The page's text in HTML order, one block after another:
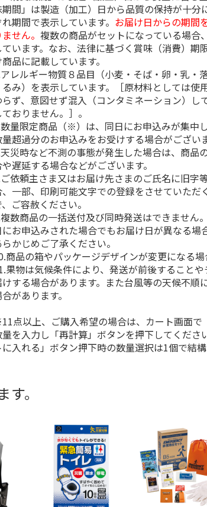
期間」は製造（加工）日から品質の保持が十分
期間で表示しています。 お届け日からの期間
ません。複数の商品がセットになっている場合
ています。なお、法律に基づく賞味（消費）期
商品に記載しています。
レルギー物質８品目（小麦・そば・卵・乳・
るみ）を表示しています。［原材料としては使
らず、意図せず混入（コンタミネーション）し
ておりません。］。
量限定商品（※）は、同日にお申込みが集中
超過分のお申込みをお受けする場合がございま
災時など不測の事態が発生した場合は、商品
や遅延する場合などがございます。
依頼主さま又はお届け先さまのご氏名に旧字
、一部、印刷可能文字での登録をさせていただ
ご容赦ください。
数商品の一括送付及び同時発送はできません
にお申込みされた場合でもお届け日が異なる場
らかじめご了承ください。
商品の箱やパッケージデザインが変更になる場
果物は気候条件により、発送が前後すること
けする場合があります。また台風等の天候不順
があります。
点以上、ご購入希望の場合は、カート画面で
量を入力し「再計算」ボタンを押下してくださ
に入れる」ボタン押下時の数量選択は1個で結構
。